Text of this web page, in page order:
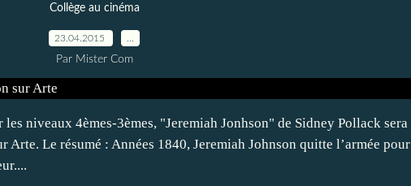
Collège au cinéma
23.04.2015
Par Mister Com
niveaux 4èmes-3èmes, "Jeremiah Jonhson" de Sidney Pollack sera
Le résumé : Années 1840, Jeremiah Johnson quitte l’armée pour